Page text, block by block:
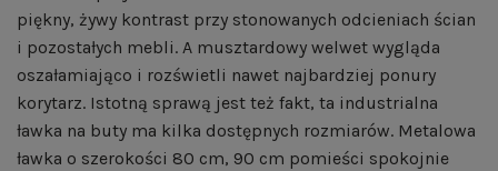
piękny, żywy kontrast przy stonowanych odcieniach ścian
i pozostałych mebli. A musztardowy welwet wygląda
oszałamiająco i rozświetli nawet najbardziej ponury
korytarz. Istotną sprawą jest też fakt, ta industrialna
ławka na buty ma kilka dostępnych rozmiarów. Metalowa
ławka o szerokości 80 cm, 90 cm pomieści spokojnie